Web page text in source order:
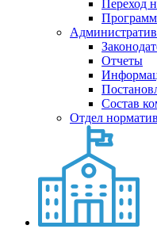
Переход
Отчеты
Состав
Отдел